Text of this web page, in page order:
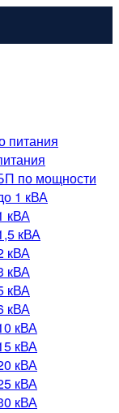
по мощности
1 кВА
кВА
кВА
кВА
кВА
кВА
кВА
кВА
кВА
кВА
кВА
кВА